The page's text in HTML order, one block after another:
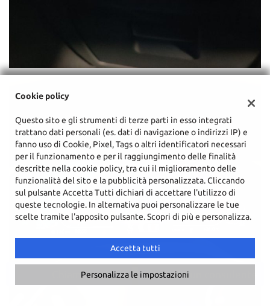
Chiama Contatta un consulente
Cookie policy
Questo sito e gli strumenti di terze parti in esso integrati
trattano dati personali (es. dati di navigazione o indirizzi IP) e
fanno uso di Cookie, Pixel, Tags o altri identificatori necessari
per il funzionamento e per il raggiungimento delle finalità
descritte nella cookie policy, tra cui il miglioramento delle
funzionalità del sito e la pubblicità personalizzata. Cliccando
sul pulsante Accetta Tutti dichiari di accettare l'utilizzo di
queste tecnologie. In alternativa puoi personalizzare le tue
scelte tramite l'apposito pulsante. Scopri di più e personalizza.
Accetta tutti
Personalizza le impostazioni